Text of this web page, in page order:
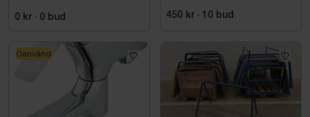
0 kr · 0 bud 450 kr · 10 bud
Oanvänd